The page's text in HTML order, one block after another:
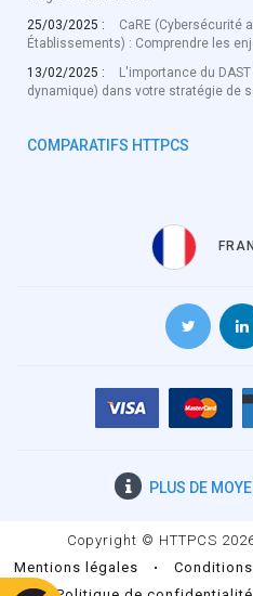
25/03/2025 :
CaRE (Cybersécurité
Établissements) : Comprendre les
13/02/2025 :
L'importance du
dynamique) dans votre stratégie de
COMPARATIFS HTTPCS
PLUS DE
Copyright © HTTPCS
Mentions légales
•